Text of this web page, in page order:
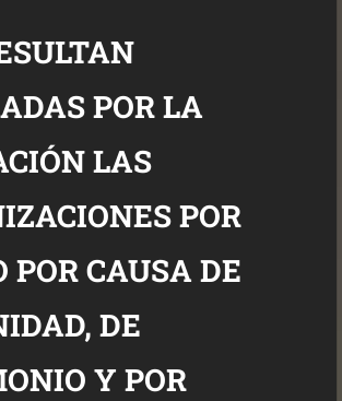
POR LA
LAS
POR
POR CAUSA DE
DE
Y POR